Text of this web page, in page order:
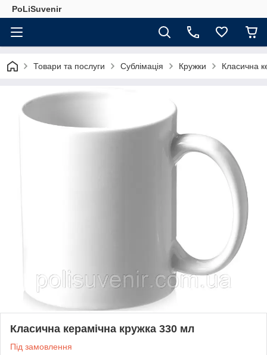
PoLiSuvenir
Товари та послуги Сублімація Кружки Класична
Класична керамічна кружка 330 мл
Під замовлення